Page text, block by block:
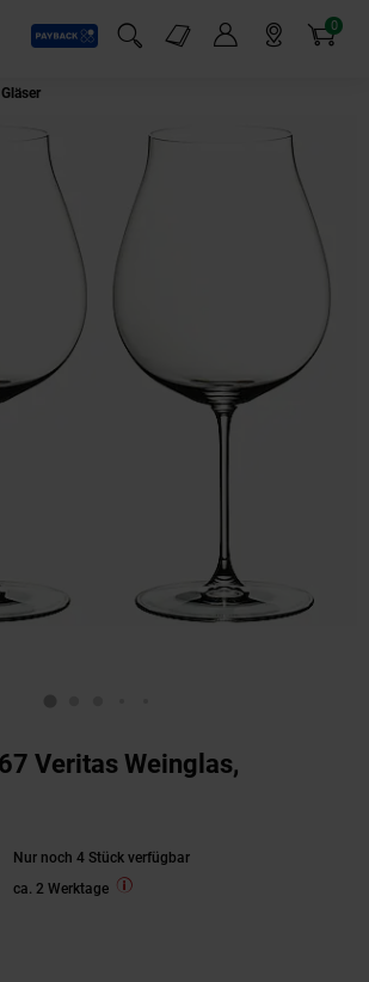
Payback
Suchfeld einblenden
Markt-Angebote 0
Artikel
Veritas Weinglas,
Nur noch 4 Stück verfügbar
ca. 2 Werktage